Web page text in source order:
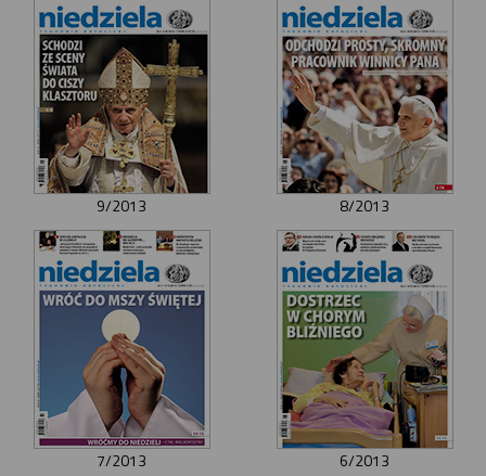
9/2013 8/2013
7/2013 6/2013